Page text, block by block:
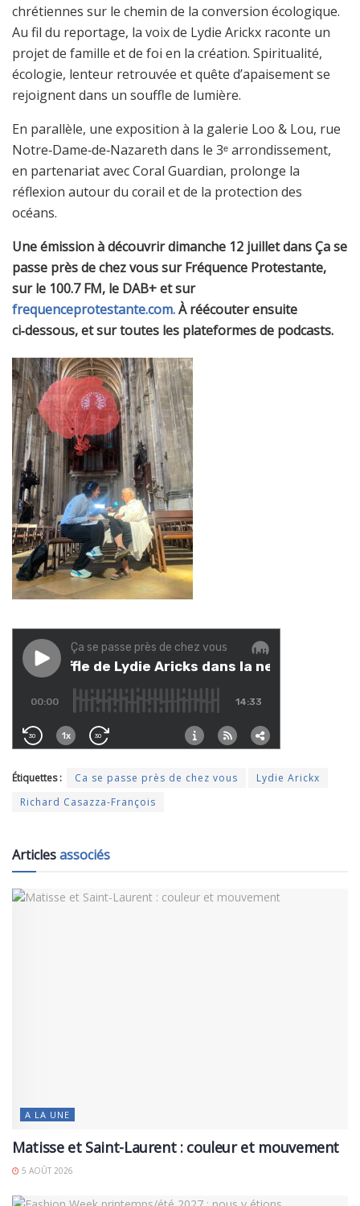
chrétiennes sur le chemin de la conversion écologique.
Au fil du reportage, la voix de Lydie Arickx raconte un
projet de famille et de foi en la création. Spiritualité,
écologie, lenteur retrouvée et quête d’apaisement se
rejoignent dans un souffle de lumière.
En parallèle, une exposition à la galerie Loo & Lou, rue
Notre‑Dame‑de‑Nazareth dans le 3ᵉ arrondissement,
en partenariat avec Coral Guardian, prolonge la
réflexion autour du corail et de la protection des
océans.
Une émission à découvrir dimanche 12 juillet dans Ça se
passe près de chez vous sur Fréquence Protestante,
sur le 100.7 FM, le DAB+ et sur
frequenceprotestante.com.À réécouter ensuite
ci‑dessous, et sur toutes les plateformes de podcasts.
Étiquettes : Ca se passe près de chez vous
Lydie Arickx
Richard Casazza-François
Articlesassociés
A LA UNE
Matisse et Saint-Laurent : couleur et mouvement
5 AOÛT 2026